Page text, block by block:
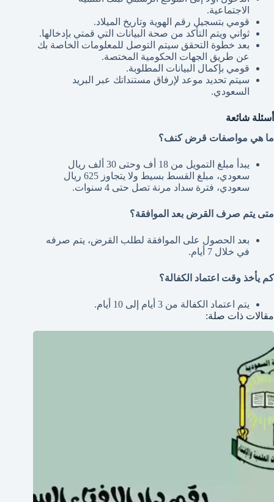
الاجتماعية.
قومي بتسجيل رقم الهوية وتاريخ الميلاد.
ثواني ويتم التأكد من صحة البيانات التي قمتي بإدخالها.
بعد خطوة التحقق سيتم التوصل للمعلومات الخاصة بك
عن طريق الجهات الحكومية المختصة.
قومي بإكمال البيانات المطلوبة.
سيتم تحديد موعد لإرفاق مستنداتك عبر البريد
السعودي.
أسئلة شائعة
ما هي مواصفات قرض كنف؟
يبدأ مبلغ التمويل من 18 أف وحتى 30 ألف ريال
سعودي، مبلغ القسط بسيط ولا يتجاوز 625 ريال
سعودي، فترة سداد مرنة تصل حتى 4 سنوات.
متى يتم صرف القرض بعد الموافقة؟
بعد الحصول على الموافقة لطلب القرض، يتم صرفه
في خلال 7 أيام.
كم يأخذ وقت اعتماد الكفالة؟
يتم اعتماد الكفالة من 3 أيام إلى 10 أيام.
مقالات ذات صلة: